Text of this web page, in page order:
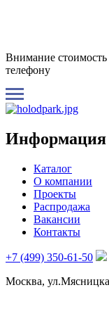
Внимание
телефону
Информация
Каталог
О компании
Проекты
Распродажа
Вакансии
Контакты
+7 (499) 350-61-50
Москва,